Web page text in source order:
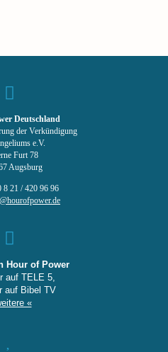
Deutschland
der Verkündigung
e.V.
Furt 78
Augsburg
8 21 / 420 96 96
Hour of Power
auf TELE 5,
auf Bibel TV
«